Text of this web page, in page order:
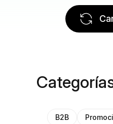
B2B